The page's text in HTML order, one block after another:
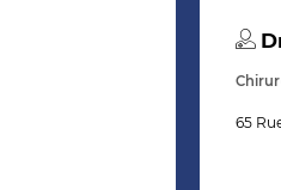
65